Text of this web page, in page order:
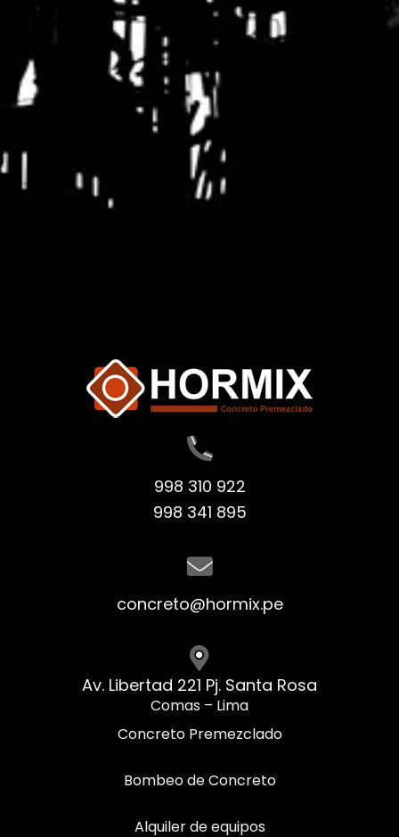
998 310 922
998 341 895
concreto@hormix.pe
Av. Libertad 221 Pj. Santa Rosa
Comas – Lima
Concreto Premezclado
Bombeo de Concreto
Alquiler de equipos